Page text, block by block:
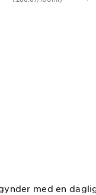
med en